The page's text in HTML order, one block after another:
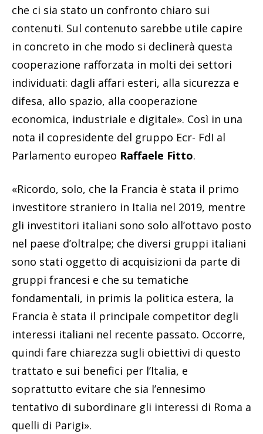
che ci sia stato un confronto chiaro sui
contenuti. Sul contenuto sarebbe utile capire
in concreto in che modo si declinerà questa
cooperazione rafforzata in molti dei settori
individuati: dagli affari esteri, alla sicurezza e
difesa, allo spazio, alla cooperazione
economica, industriale e digitale». Così in una
nota il copresidente del gruppo Ecr- FdI al
Parlamento europeo Raffaele Fitto.
«Ricordo, solo, che la Francia è stata il primo
investitore straniero in Italia nel 2019, mentre
gli investitori italiani sono solo all’ottavo posto
nel paese d’oltralpe; che diversi gruppi italiani
sono stati oggetto di acquisizioni da parte di
gruppi francesi e che su tematiche
fondamentali, in primis la politica estera, la
Francia è stata il principale competitor degli
interessi italiani nel recente passato. Occorre,
quindi fare chiarezza sugli obiettivi di questo
trattato e sui benefici per l’Italia, e
soprattutto evitare che sia l’ennesimo
tentativo di subordinare gli interessi di Roma a
quelli di Parigi».